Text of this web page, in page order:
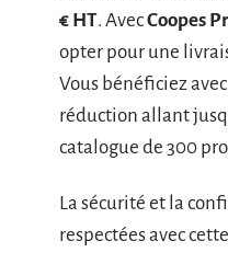
€ HT. AvecCoopes
opter pour une
Vous bénéficiez
réduction allant
catalogue de 300
La sécurité et la
respectées avec